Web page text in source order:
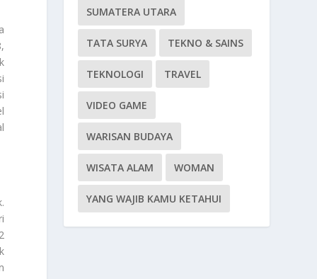
.
SUMATERA UTARA
TATA SURYA TEKNO & SAINS
TEKNOLOGI TRAVEL
VIDEO GAME
WARISAN BUDAYA
WISATA ALAM WOMAN
YANG WAJIB KAMU KETAHUI